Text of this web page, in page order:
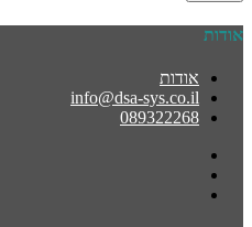
אודות
אודות
info@dsa-sys.co.il
089322268